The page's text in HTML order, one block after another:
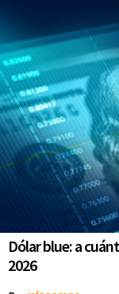
Dólar blue: a
2026